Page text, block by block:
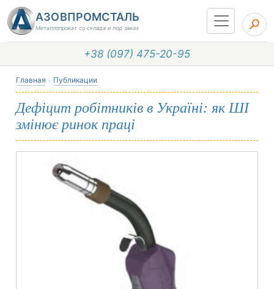
АЗОВПРОМСТАЛЬ
Металлопрокат со склада и под заказ
+38 (097) 475-20-95
Главная Публикации
Дефіцит робітників в Україні: як ШІ
змінює ринок праці